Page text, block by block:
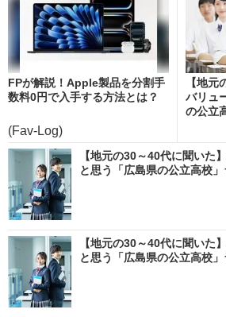
FPが解説！Apple製品を分割手
数料0円で入手する方法とは？
(Fav-Log)
【地
バリュ
の公立
【地元の30～40代に聞いた
と思う「広島県の公立高校」
【地元の30～40代に聞いた
と思う「広島県の公立高校」